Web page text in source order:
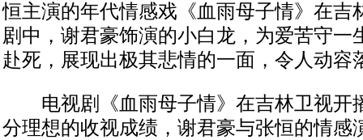
恒主演的年代情感戏《血雨母子情》在吉
剧中，谢君豪饰演的小白龙，为爱苦守一
赴死，展现出极其悲情的一面，令人动容
电视剧《血雨母子情》在吉林卫视开
分理想的收视成绩，谢君豪与张恒的情感